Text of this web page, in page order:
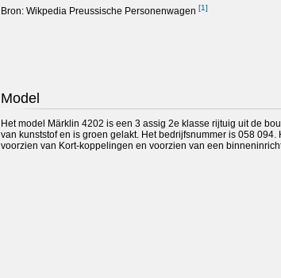
Bron: Wikpedia Preussische Personenwagen[1]
Model
Het model Märklin 4202 is een 3 assig 2e klasse rijtuig uit de
van kunststof en is groen gelakt. Het bedrijfsnummer is 058
voorzien van Kort-koppelingen en voorzien van een